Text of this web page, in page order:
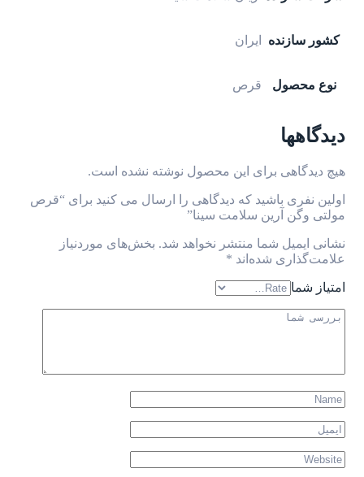
کشور سازنده ایران
نوع محصول قرص
دیدگاهها
هیچ دیدگاهی برای این محصول نوشته نشده است.
اولین نفری باشید که دیدگاهی را ارسال می کنید برای “قرص
مولتی وگن آرین سلامت سینا”
نشانی ایمیل شما منتشر نخواهد شد. بخش‌های موردنیاز
علامت‌گذاری شده‌اند *
امتیاز شما